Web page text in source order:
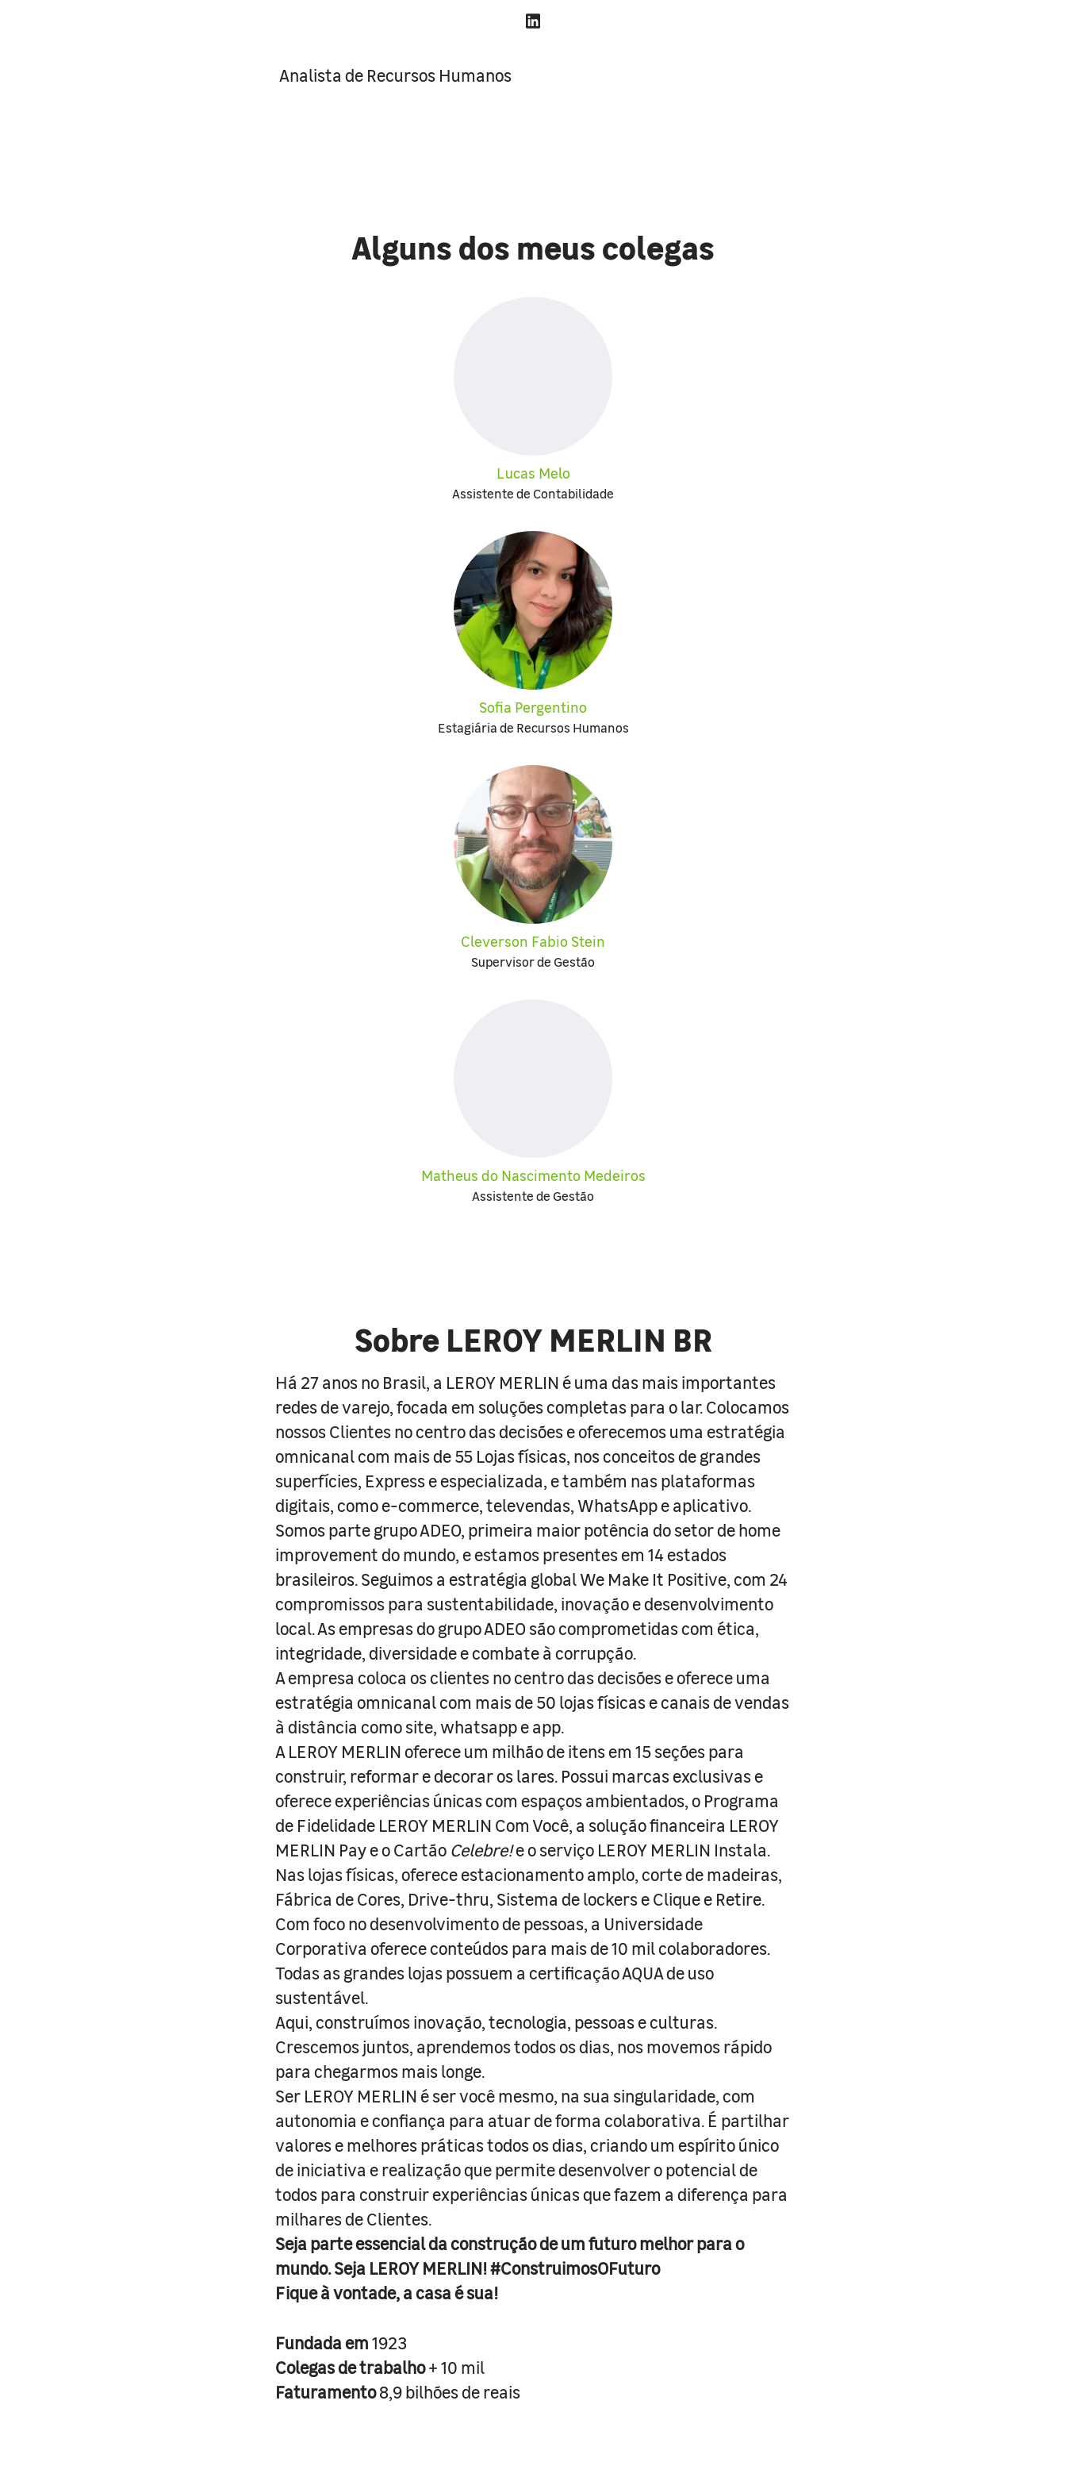
Analista de Recursos Humanos
Alguns dos meus colegas
Lucas Melo
Assistente de Contabilidade
Sofia Pergentino
Estagiária de Recursos Humanos
Cleverson Fabio Stein
Supervisor de Gestão
Matheus do Nascimento Medeiros
Assistente de Gestão
Sobre LEROY MERLIN BR
Há 27 anos no Brasil, a LEROY MERLIN é uma das mais importantes
redes de varejo, focada em soluções completas para o lar. Colocamos
nossos Clientes no centro das decisões e oferecemos uma estratégia
omnicanal com mais de 55 Lojas físicas, nos conceitos de grandes
superfícies, Express e especializada, e também nas plataformas
digitais, como e-commerce, televendas, WhatsApp e aplicativo.
Somos parte grupo ADEO, primeira maior potência do setor de home
improvement do mundo, e estamos presentes em 14 estados
brasileiros. Seguimos a estratégia global We Make It Positive, com 24
compromissos para sustentabilidade, inovação e desenvolvimento
local. As empresas do grupo ADEO são comprometidas com ética,
integridade, diversidade e combate à corrupção.
A empresa coloca os clientes no centro das decisões e oferece uma
estratégia omnicanal com mais de 50 lojas físicas e canais de vendas
à distância como site, whatsapp e app.
A LEROY MERLIN oferece um milhão de itens em 15 seções para
construir, reformar e decorar os lares. Possui marcas exclusivas e
oferece experiências únicas com espaços ambientados, o Programa
de Fidelidade LEROY MERLIN Com Você, a solução financeira LEROY
MERLIN Pay e o Cartão Celebre!e o serviço LEROY MERLIN Instala.
Nas lojas físicas, oferece estacionamento amplo, corte de madeiras,
Fábrica de Cores, Drive-thru, Sistema de lockers e Clique e Retire.
Com foco no desenvolvimento de pessoas, a Universidade
Corporativa oferece conteúdos para mais de 10 mil colaboradores.
Todas as grandes lojas possuem a certificação AQUA de uso
sustentável.
Aqui, construímos inovação, tecnologia, pessoas e culturas.
Crescemos juntos, aprendemos todos os dias, nos movemos rápido
para chegarmos mais longe.
Ser LEROY MERLIN é ser você mesmo, na sua singularidade, com
autonomia e confiança para atuar de forma colaborativa. É partilhar
valores e melhores práticas todos os dias, criando um espírito único
de iniciativa e realização que permite desenvolver o potencial de
todos para construir experiências únicas que fazem a diferença para
milhares de Clientes.
Seja parte essencial da construção de um futuro melhor para o
mundo. Seja LEROY MERLIN! #ConstruimosOFuturo
Fique à vontade, a casa é sua!
Fundada em1923
Colegas de trabalho+ 10 mil
Faturamento8,9 bilhões de reais